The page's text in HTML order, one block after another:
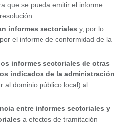
que se pueda emitir el informe
informes sectoriales y, por lo
el informe de conformidad de la
informes sectoriales de otras
indicados de la administración
al dominio público local) al
entre informes sectoriales y
a efectos de tramitación